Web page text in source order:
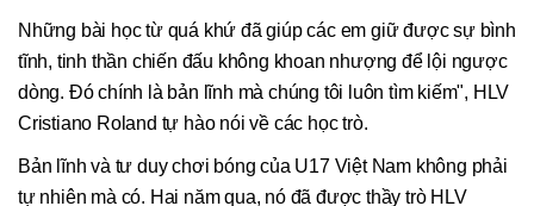
Những bài học từ quá khứ đã giúp các em giữ được sự bình
tĩnh, tinh thần chiến đấu không khoan nhượng để lội ngược
dòng. Đó chính là bản lĩnh mà chúng tôi luôn tìm kiếm", HLV
Cristiano Roland tự hào nói về các học trò.
Bản lĩnh và tư duy chơi bóng của U17 Việt Nam không phải
tự nhiên mà có. Hai năm qua, nó đã được thầy trò HLV